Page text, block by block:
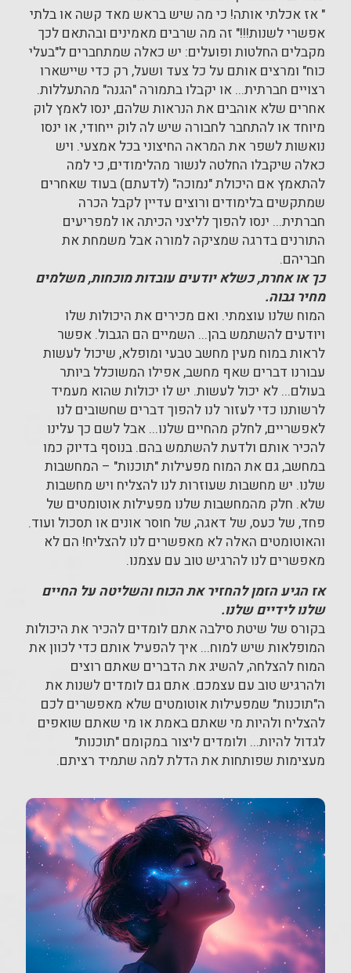
" אז אכלתי אותה! כי מה שיש בראש מאד קשה או בלתי
אפשרי לשנות!!!" זה מה שרבים מאמינים ובהתאם לכך
מקבלים החלטות ופועלים: יש כאלה שמתחברים ל"בעלי
כוח" ומרצים אותם על כל צעד ושעל, רק כדי שיישארו
רצויים חברתית... או יקבלו בתמורה "הגנה" מהתעללות.
אחרים שלא אוהבים את הנראות שלהם, ינסו לאמץ לוק
מיוחד או להתחבר לחבורה שיש לה לוק ייחודי, או ינסו
נואשות לשפר את המראה החיצוני בכל אמצעי. ויש
כאלה שיקבלו החלטה לנשור מהלימודים, כי למה
להתאמץ אם היכולת "נמוכה" (לדעתם) בעוד שאחרים
שמתקשים בלימודים ורוצים עדיין לקבל הכרה
חברתית... ינסו להפוך לליצני הכיתה או למפריעים
התורנים בדרגה שמציקה למורה אבל משמחת את
חבריהם.
כך או אחרת, כשלא יודעים עובדות מוכחות, משלמים
מחיר גבוה.
המוח שלנו עוצמתי. ואם מכירים את היכולות שלו
ויודעים להשתמש בהן... השמיים הם הגבול. אפשר
לראות במוח מעין מחשב טבעי ומופלא, שיכול לעשות
עבורנו דברים שאף מחשב, אפילו המשוכלל ביותר
בעולם... לא יכול לעשות. יש לו יכולות שהוא מעמיד
לרשותנו כדי לעזור לנו להפוך דברים שחשובים לנו
לאפשריים, לחלק מהחיים שלנו... אבל לשם כך עלינו
להכיר אותם ולדעת להשתמש בהם. בנוסף בדיוק כמו
במחשב, גם את המוח מפעילות "תוכנות" – המחשבות
שלנו. יש מחשבות שעוזרות לנו להצליח ויש מחשבות
שלא. חלק מהמחשבות שלנו מפעילות אוטומטים של
פחד, של כעס, של דאגה, של חוסר אונים או תסכול ועוד.
והאוטומטים האלה לא מאפשרים לנו להצליח! הם לא
מאפשרים לנו להרגיש טוב עם עצמנו.
אז הגיע הזמן להחזיר את הכוח והשליטה על החיים
שלנו לידיים שלנו.
בקורס של שיטת סילבה אתם לומדים להכיר את היכולות
המופלאות שיש למוח... איך להפעיל אותם כדי לכוון את
המוח להצלחה, להשיג את הדברים שאתם רוצים
ולהרגיש טוב עם עצמכם. אתם גם לומדים לשנות את
ה"תוכנות" שמפעילות אוטומטים שלא מאפשרים לכם
להצליח ולהיות מי שאתם באמת או מי שאתם שואפים
לגדול להיות... ולומדים ליצור במקומם "תוכנות"
מעצימות שפותחות את הדלת למה שתמיד רציתם.